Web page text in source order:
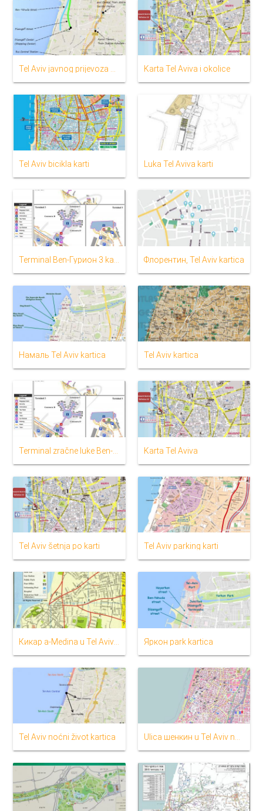
Karta Tel Aviva i okolice
Tel Aviv bicikla karti Luka Tel Aviva karti
Флорентин, Tel Aviv kartica
Намаль Tel Aviv kartica Tel Aviv kartica
Karta Tel Aviva
Tel Aviv šetnja po karti Tel Aviv parking karti
Яркон park kartica
Tel Aviv noćni život kartica Ulica шенкин u Tel Aviv na karti